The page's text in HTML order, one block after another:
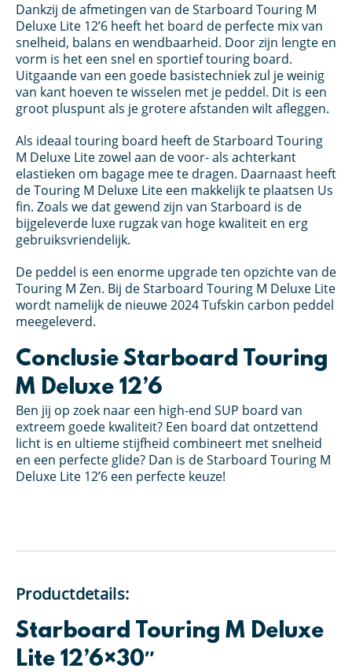
Dankzij de afmetingen van de Starboard Touring M
Deluxe Lite 12’6 heeft het board de perfecte mix van
snelheid, balans en wendbaarheid. Door zijn lengte en
vorm is het een snel en sportief touring board.
Uitgaande van een goede basistechniek zul je weinig
van kant hoeven te wisselen met je peddel. Dit is een
groot pluspunt als je grotere afstanden wilt afleggen.
Als ideaal touring board heeft de Starboard Touring
M Deluxe Lite zowel aan de voor- als achterkant
elastieken om bagage mee te dragen. Daarnaast heeft
de Touring M Deluxe Lite een makkelijk te plaatsen Us
fin. Zoals we dat gewend zijn van Starboard is de
bijgeleverde luxe rugzak van hoge kwaliteit en erg
gebruiksvriendelijk.
De peddel is een enorme upgrade ten opzichte van de
Touring M Zen. Bij de Starboard Touring M Deluxe Lite
wordt namelijk de nieuwe 2024 Tufskin carbon peddel
meegeleverd.
Conclusie Starboard Touring
M Deluxe 12’6
Ben jij op zoek naar een high-end SUP board van
extreem goede kwaliteit? Een board dat ontzettend
licht is en ultieme stijfheid combineert met snelheid
en een perfecte glide? Dan is de Starboard Touring M
Deluxe Lite 12’6 een perfecte keuze!
Productdetails:
Starboard Touring M Deluxe
Lite 12’6×30″